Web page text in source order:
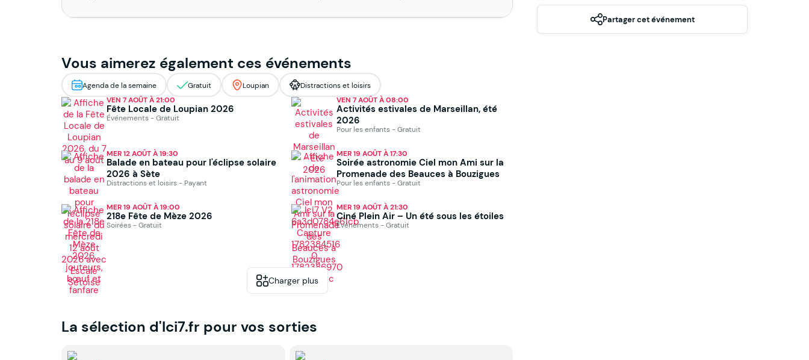
Vous aimerez également ces événements
Agenda de la semaine Gratuit Loupian Distractions et loisirs
VEN 7 AOÛT À 21:00
Fête Locale de Loupian 2026
Événements - Gratuit
VEN 7 AOÛT À 08:00
Activités estivales de Marseillan, été
2026
Pour les enfants - Gratuit
MER 12 AOÛT À 19:30
Balade en bateau pour l'éclipse solaire
2026 à Sète
Distractions et loisirs - Payant
MER 19 AOÛT À 17:30
Soirée astronomie Ciel mon Ami sur la
Promenade des Beauces à Bouzigues
Pour les enfants - Gratuit
MER 19 AOÛT À 19:00
218e Fête de Mèze 2026
Soirées - Gratuit
MER 19 AOÛT À 21:30
Ciné Plein Air – Un été sous les étoiles
Événements - Gratuit
Charger plus
La sélection d'Ici7.fr pour vos sorties
Partager cet événement